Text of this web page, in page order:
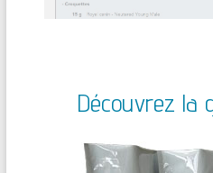
Découvrez la